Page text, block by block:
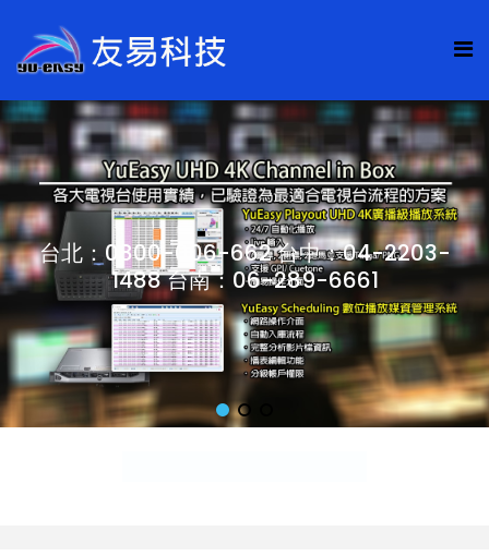
台北：0800-006-662 台中：04-2203-
1488 台南：06-289-6661